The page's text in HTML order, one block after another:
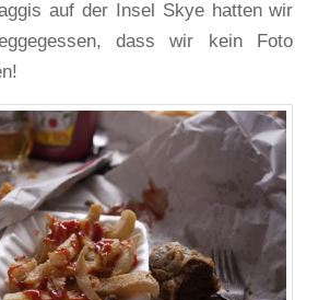
auf der Insel Skye hatten wir
dass wir kein Foto